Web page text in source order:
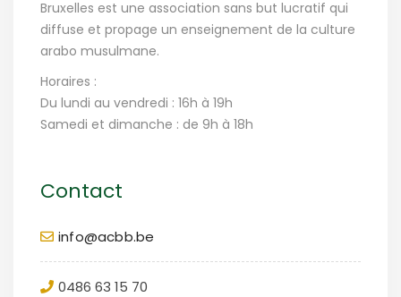
Bruxelles est une association sans but lucratif qui
diffuse et propage un enseignement de la culture
arabo musulmane.
Horaires :
Du lundi au vendredi : 16h à 19h
Samedi et dimanche : de 9h à 18h
Contact
info@acbb.be
0486 63 15 70